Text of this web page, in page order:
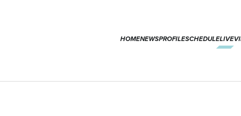
HOMENEWSPROFILESCHEDULELIVE